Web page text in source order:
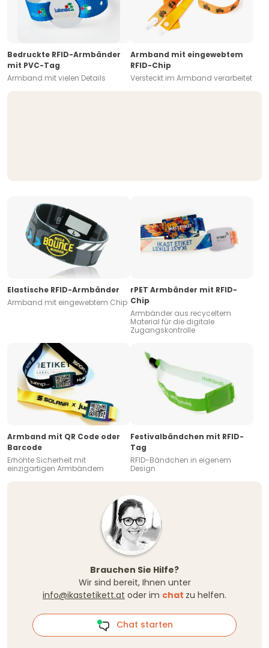
Bedruckte RFID-Armbänder
mit PVC-Tag
Armband mit vielen Details
Armband mit eingewebtem
RFID-Chip
Versteckt im Armband verarbeitet
Elastische RFID-Armbänder
Armband mit eingewebtem Chip
rPET Armbänder mit RFID-
Chip
Armbänder aus recyceltem
Material für die digitale
Zugangskontrolle
Armband mit QR Code oder
Barcode
Erhöhte Sicherheit mit
einzigartigen Armbändern
Festivalbändchen mit RFID-
Tag
RFID-Bändchen in eigenem
Design
Brauchen Sie Hilfe?
Wir sind bereit, Ihnen unter
info@ikastetikett.at oder im chat zu helfen.
Chat starten